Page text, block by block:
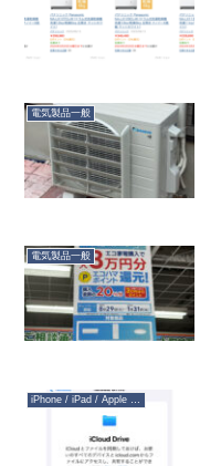
電気製品一般
電気製品一般